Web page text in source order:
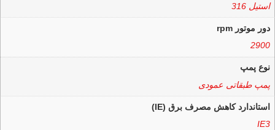
استیل 316
دور موتور rpm
2900
نوع پمپ
پمپ طبقاتی عمودی
استاندارد کاهش مصرف برق (IE)
IE3